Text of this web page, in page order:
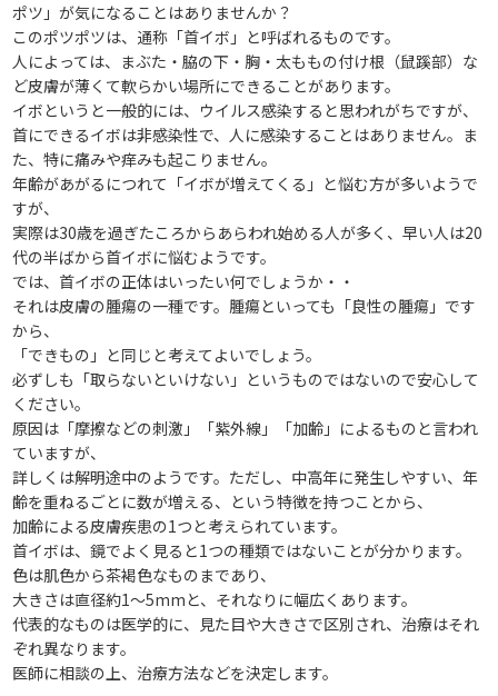
ポツ」が気になることはありませんか？
このポツポツは、通称「首イボ」と呼ばれるものです。
人によっては、まぶた・脇の下・胸・太ももの付け根（鼠蹊部）な
ど皮膚が薄くて軟らかい場所にできることがあります。
イボというと一般的には、ウイルス感染すると思われがちですが、
首にできるイボは非感染性で、人に感染することはありません。ま
た、特に痛みや痒みも起こりません。
年齢があがるにつれて「イボが増えてくる」と悩む方が多いようで
すが、
実際は30歳を過ぎたころからあらわれ始める人が多く、早い人は20
代の半ばから首イボに悩むようです。
では、首イボの正体はいったい何でしょうか・・
それは皮膚の腫瘍の一種です。腫瘍といっても「良性の腫瘍」です
から、
「できもの」と同じと考えてよいでしょう。
必ずしも「取らないといけない」というものではないので安心して
ください。
原因は「摩擦などの刺激」「紫外線」「加齢」によるものと言われ
ていますが、
詳しくは解明途中のようです。ただし、中高年に発生しやすい、年
齢を重ねるごとに数が増える、という特徴を持つことから、
加齢による皮膚疾患の1つと考えられています。
首イボは、鏡でよく見ると1つの種類ではないことが分かります。
色は肌色から茶褐色なものまであり、
大きさは直径約1～5mmと、それなりに幅広くあります。
代表的なものは医学的に、見た目や大きさで区別され、治療はそれ
ぞれ異なります。
医師に相談の上、治療方法などを決定します。